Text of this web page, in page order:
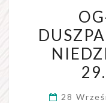
28